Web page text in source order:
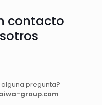
contacto
alguna pregunta?
group.com